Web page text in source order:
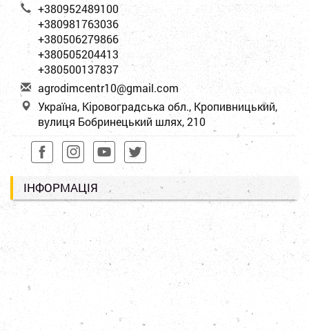
+380952489100
+380981763036
+380506279866
+380505204413
+380500137837
agrodimcentr10@gmail.com
Україна, Кіровоградська обл., Кропивницький,
вулиця Бобринецький шлях, 210
ІНФОРМАЦІЯ